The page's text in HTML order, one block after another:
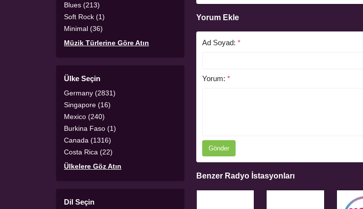
Blues (213)
Soft Rock (1)
Minimal (36)
Müzik Türlerine Göre Atın
Ülke Seçin
Germany (2831)
Singapore (16)
Mexico (240)
Burkina Faso (1)
Canada (1316)
Costa Rica (22)
Ülkelere Göz Atın
Dil Seçin
Yorum Ekle
Ad Soyad: *
Yorum: *
Gönder
Benzer Radyo İstasyonları